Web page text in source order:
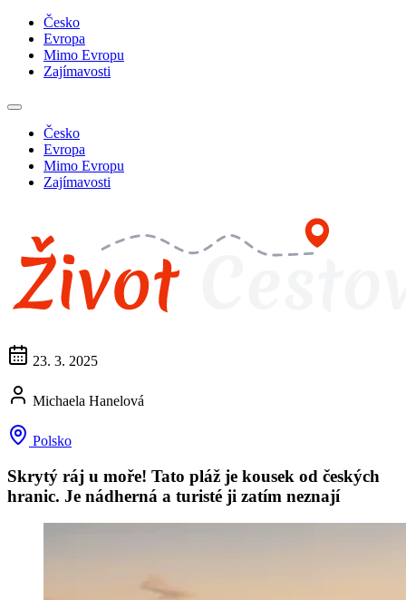
Česko
Evropa
Mimo Evropu
Zajímavosti
Česko
Evropa
Mimo Evropu
Zajímavosti
23. 3. 2025
Michaela Hanelová
Polsko
Skrytý ráj u moře! Tato pláž je kousek od českých
hranic. Je nádherná a turisté ji zatím neznají